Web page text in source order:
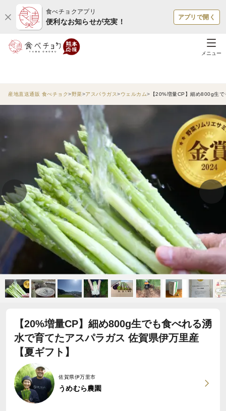
食べチョクアプリ
便利なお知らせが充実！
アプリで開く
メニュー
産地直送通販 食べチョク 野菜 アスパラガス ウェルカム 【20%増量CP】細め800g生
【20%増量CP】細め800g生でも食べれる湧
水で育てたアスパラガス 佐賀県伊万里産
【夏ギフト】
佐賀県伊万里市
うめむら農園